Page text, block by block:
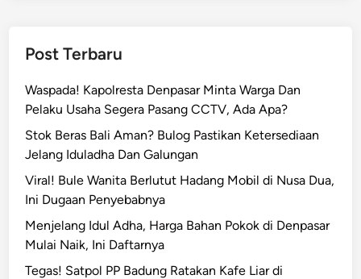
Post Terbaru
Waspada! Kapolresta Denpasar Minta Warga Dan
Pelaku Usaha Segera Pasang CCTV, Ada Apa?
Stok Beras Bali Aman? Bulog Pastikan Ketersediaan
Jelang Iduladha Dan Galungan
Viral! Bule Wanita Berlutut Hadang Mobil di Nusa Dua,
Ini Dugaan Penyebabnya
Menjelang Idul Adha, Harga Bahan Pokok di Denpasar
Mulai Naik, Ini Daftarnya
Tegas! Satpol PP Badung Ratakan Kafe Liar di